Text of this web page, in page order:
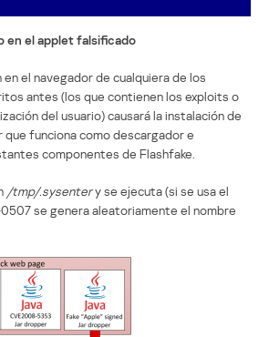
en el applet falsificado
el navegador de cualquiera de los
antes (los que contienen los exploits o
del usuario) causará la instalación de
funciona como descargador e
componentes de Flashfake.
/tmp/.sysentery se ejecuta (si se usa el
se genera aleatoriamente el nombre